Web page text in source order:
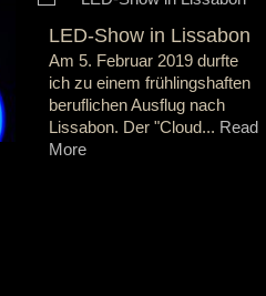
LED-Show in Lissabon
Am 5. Februar 2019 durfte
ich zu einem frühlingshaften
beruflichen Ausflug nach
Lissabon. Der "Cloud... Read
More